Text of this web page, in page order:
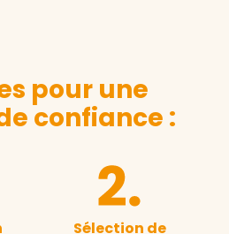
pour une
confiance :
Sélection de